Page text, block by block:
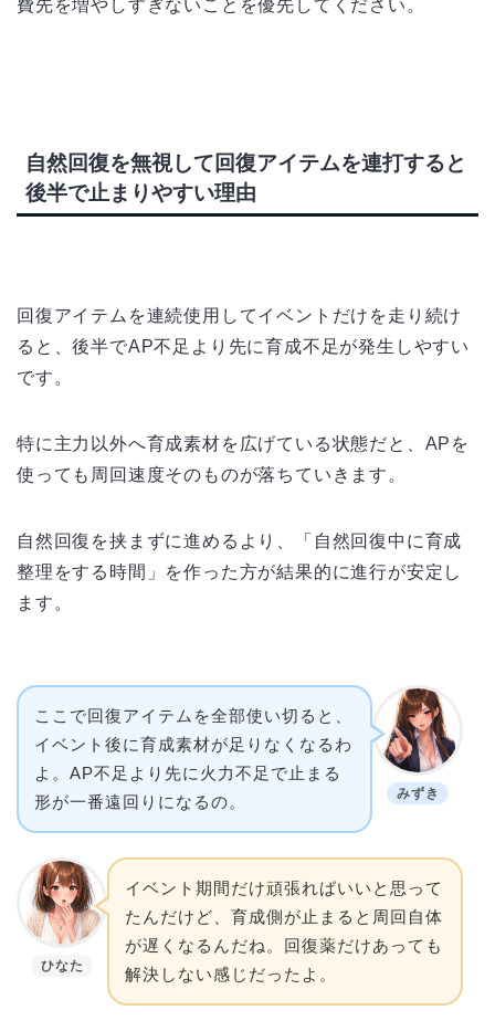
費先を増やしすぎないことを優先してください。
自然回復を無視して回復アイテムを連打すると
後半で止まりやすい理由
回復アイテムを連続使用してイベントだけを走り続け
ると、後半でAP不足より先に育成不足が発生しやすい
です。
特に主力以外へ育成素材を広げている状態だと、APを
使っても周回速度そのものが落ちていきます。
自然回復を挟まずに進めるより、「自然回復中に育成
整理をする時間」を作った方が結果的に進行が安定し
ます。
みずき
ここで回復アイテムを全部使い切ると、
イベント後に育成素材が足りなくなるわ
よ。AP不足より先に火力不足で止まる
形が一番遠回りになるの。
ひなた
イベント期間だけ頑張ればいいと思って
たんだけど、育成側が止まると周回自体
が遅くなるんだね。回復薬だけあっても
解決しない感じだったよ。